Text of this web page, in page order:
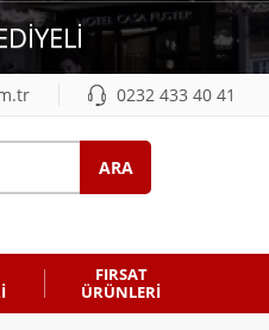
0232 433 40 41
FIRSAT
ÜRÜNLERI